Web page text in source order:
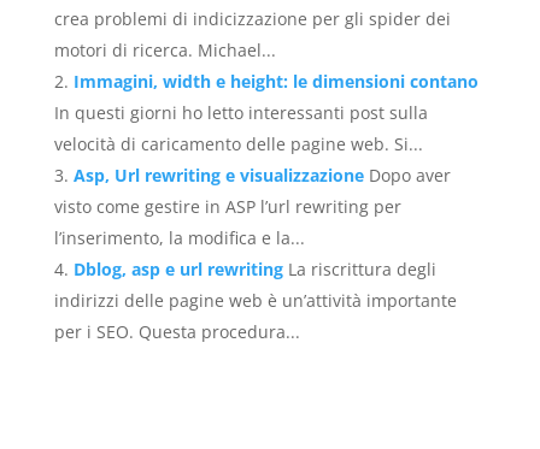
crea problemi di indicizzazione per gli spider dei
motori di ricerca. Michael...
Immagini, width e height: le dimensioni contano
In questi giorni ho letto interessanti post sulla
velocità di caricamento delle pagine web. Si...
Asp, Url rewriting e visualizzazione Dopo aver
visto come gestire in ASP l’url rewriting per
l’inserimento, la modifica e la...
Dblog, asp e url rewriting La riscrittura degli
indirizzi delle pagine web è un’attività importante
per i SEO. Questa procedura...